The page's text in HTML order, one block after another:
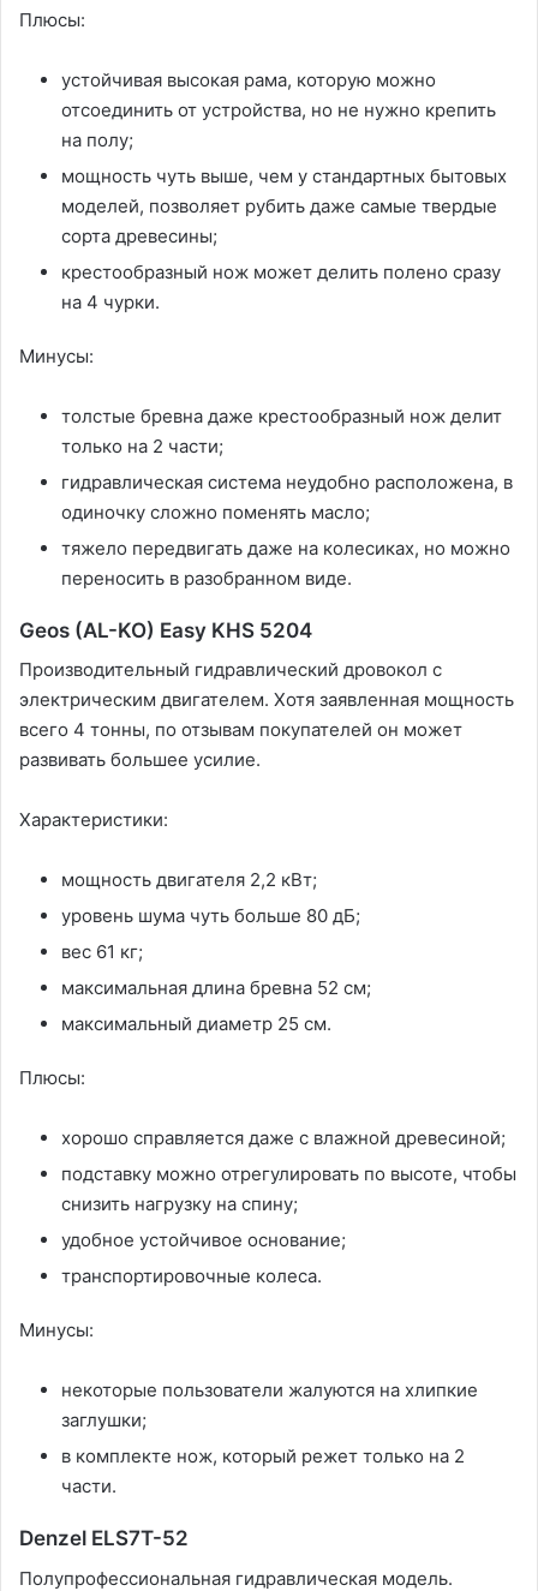
Плюсы:
устойчивая высокая рама, которую можно
отсоединить от устройства, но не нужно крепить
на полу;
мощность чуть выше, чем у стандартных бытовых
моделей, позволяет рубить даже самые твердые
сорта древесины;
крестообразный нож может делить полено сразу
на 4 чурки.
Минусы:
толстые бревна даже крестообразный нож делит
только на 2 части;
гидравлическая система неудобно расположена, в
одиночку сложно поменять масло;
тяжело передвигать даже на колесиках, но можно
переносить в разобранном виде.
Geos (AL-KO) Easy KHS 5204
Производительный гидравлический дровокол с
электрическим двигателем. Хотя заявленная мощность
всего 4 тонны, по отзывам покупателей он может
развивать большее усилие.
Характеристики:
мощность двигателя 2,2 кВт;
уровень шума чуть больше 80 дБ;
вес 61 кг;
максимальная длина бревна 52 см;
максимальный диаметр 25 см.
Плюсы:
хорошо справляется даже с влажной древесиной;
подставку можно отрегулировать по высоте, чтобы
снизить нагрузку на спину;
удобное устойчивое основание;
транспортировочные колеса.
Минусы:
некоторые пользователи жалуются на хлипкие
заглушки;
в комплекте нож, который режет только на 2
части.
Denzel ЕLS7T-52
Полупрофессиональная гидравлическая модель.